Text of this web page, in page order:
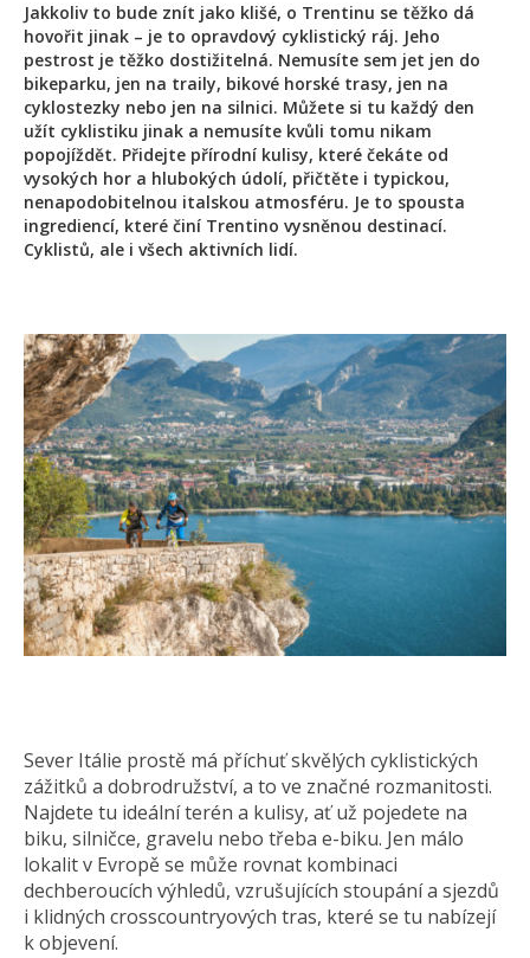
Jakkoliv to bude znít jako klišé, o Trentinu se těžko dá
hovořit jinak – je to opravdový cyklistický ráj. Jeho
pestrost je těžko dostižitelná. Nemusíte sem jet jen do
bikeparku, jen na traily, bikové horské trasy, jen na
cyklostezky nebo jen na silnici. Můžete si tu každý den
užít cyklistiku jinak a nemusíte kvůli tomu nikam
popojíždět. Přidejte přírodní kulisy, které čekáte od
vysokých hor a hlubokých údolí, přičtěte i typickou,
nenapodobitelnou italskou atmosféru. Je to spousta
ingrediencí, které činí Trentino vysněnou destinací.
Cyklistů, ale i všech aktivních lidí.
Sever Itálie prostě má příchuť skvělých cyklistických
zážitků a dobrodružství, a to ve značné rozmanitosti.
Najdete tu ideální terén a kulisy, ať už pojedete na
biku, silničce, gravelu nebo třeba e-biku. Jen málo
lokalit v Evropě se může rovnat kombinaci
dechberoucích výhledů, vzrušujících stoupání a sjezdů
i klidných crosscountryových tras, které se tu nabízejí
k objevení.